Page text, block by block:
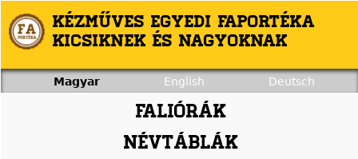
Kézműves egyedi faportéka
kicsiknek és nagyoknak
Magyar English Deutsch
Faliórák
Névtáblák